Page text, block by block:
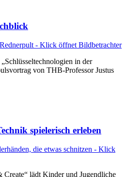
in der
von THB-Professor Justus
spielerisch erleben
lädt Kinder und Jugendliche